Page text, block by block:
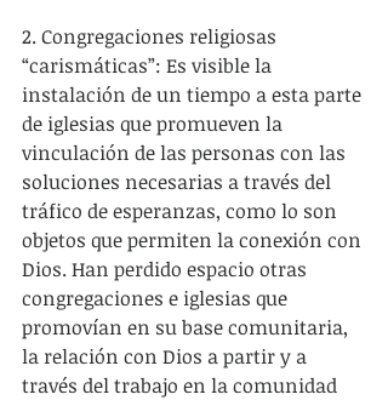
2. Congregaciones religiosas
“carismáticas”: Es visible la
instalación de un tiempo a esta parte
de iglesias que promueven la
vinculación de las personas con las
soluciones necesarias a través del
tráfico de esperanzas, como lo son
objetos que permiten la conexión con
Dios. Han perdido espacio otras
congregaciones e iglesias que
promovían en su base comunitaria,
la relación con Dios a partir y a
través del trabajo en la comunidad